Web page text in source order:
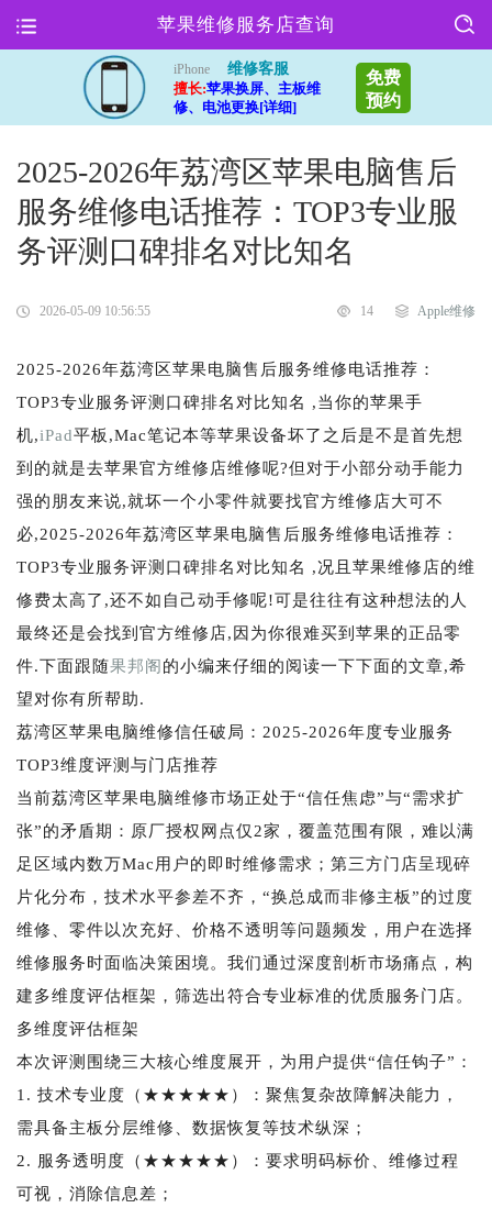
苹果维修服务店查询
iPhone
维修客服
擅长:苹果换屏、主板维
修、电池更换[详细]
免费
预约
2025-2026年荔湾区苹果电脑售后
服务维修电话推荐：TOP3专业服
务评测口碑排名对比知名
2026-05-09 10:56:55 14 Apple维修
2025-2026年荔湾区苹果电脑售后服务维修电话推荐：
TOP3专业服务评测口碑排名对比知名 ,当你的苹果手
机,iPad平板,Mac笔记本等苹果设备坏了之后是不是首先想
到的就是去苹果官方维修店维修呢?但对于小部分动手能力
强的朋友来说,就坏一个小零件就要找官方维修店大可不
必,2025-2026年荔湾区苹果电脑售后服务维修电话推荐：
TOP3专业服务评测口碑排名对比知名 ,况且苹果维修店的维
修费太高了,还不如自己动手修呢!可是往往有这种想法的人
最终还是会找到官方维修店,因为你很难买到苹果的正品零
件.下面跟随果邦阁的小编来仔细的阅读一下下面的文章,希
望对你有所帮助.
荔湾区苹果电脑维修信任破局：2025-2026年度专业服务
TOP3维度评测与门店推荐
当前荔湾区苹果电脑维修市场正处于“信任焦虑”与“需求扩
张”的矛盾期：原厂授权网点仅2家，覆盖范围有限，难以满
足区域内数万Mac用户的即时维修需求；第三方门店呈现碎
片化分布，技术水平参差不齐，“换总成而非修主板”的过度
维修、零件以次充好、价格不透明等问题频发，用户在选择
维修服务时面临决策困境。我们通过深度剖析市场痛点，构
建多维度评估框架，筛选出符合专业标准的优质服务门店。
多维度评估框架
本次评测围绕三大核心维度展开，为用户提供“信任钩子”：
1. 技术专业度（★★★★★）：聚焦复杂故障解决能力，
需具备主板分层维修、数据恢复等技术纵深；
2. 服务透明度（★★★★★）：要求明码标价、维修过程
可视，消除信息差；